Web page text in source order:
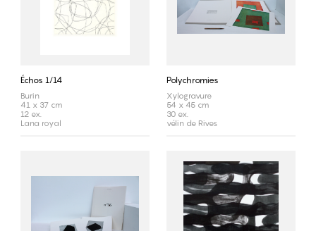
Échos 1/14
Burin
41 x 37 cm
12 ex.
Lana royal
Polychromies
Xylogravure
54 x 45 cm
30 ex.
vélin de Rives